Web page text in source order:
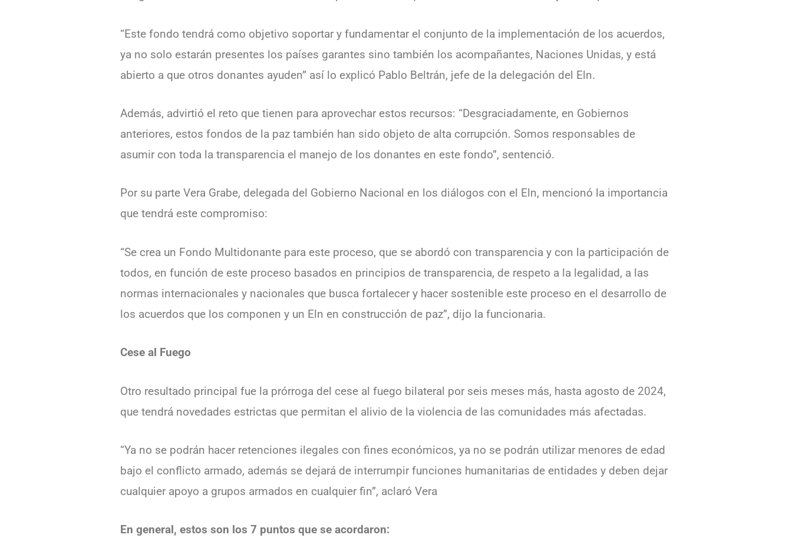
“Este fondo tendrá como objetivo soportar y fundamentar el conjunto de la implementación de los acuerdos,
ya no solo estarán presentes los países garantes sino también los acompañantes, Naciones Unidas, y está
abierto a que otros donantes ayuden” así lo explicó Pablo Beltrán, jefe de la delegación del Eln.
Además, advirtió el reto que tienen para aprovechar estos recursos: “Desgraciadamente, en Gobiernos
anteriores, estos fondos de la paz también han sido objeto de alta corrupción. Somos responsables de
asumir con toda la transparencia el manejo de los donantes en este fondo”, sentenció.
Por su parte Vera Grabe, delegada del Gobierno Nacional en los diálogos con el Eln, mencionó la importancia
que tendrá este compromiso:
“Se crea un Fondo Multidonante para este proceso, que se abordó con transparencia y con la participación de
todos, en función de este proceso basados en principios de transparencia, de respeto a la legalidad, a las
normas internacionales y nacionales que busca fortalecer y hacer sostenible este proceso en el desarrollo de
los acuerdos que los componen y un Eln en construcción de paz”, dijo la funcionaria.
Cese al Fuego
Otro resultado principal fue la prórroga del cese al fuego bilateral por seis meses más, hasta agosto de 2024,
que tendrá novedades estrictas que permitan el alivio de la violencia de las comunidades más afectadas.
“Ya no se podrán hacer retenciones ilegales con fines económicos, ya no se podrán utilizar menores de edad
bajo el conflicto armado, además se dejará de interrumpir funciones humanitarias de entidades y deben dejar
cualquier apoyo a grupos armados en cualquier fin”, aclaró Vera
En general, estos son los 7 puntos que se acordaron: